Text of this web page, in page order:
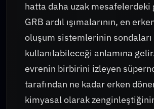
hatta daha uzak mesafelerdeki
GRB ardıl ışımalarının, en
oluşum sistemlerinin
kullanılabileceği anlamına
evrenin birbirini izleyen
tarafından ne kadar erken
kimyasal olarak